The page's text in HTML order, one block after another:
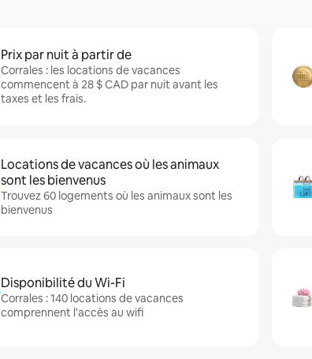
Prix par nuit à partir de
Corrales : les locations de vacances
commencent à 28 $ CAD par nuit avant les
taxes et les frais.
Locations de vacances où les animaux
sont les bienvenus
Trouvez 60 logements où les animaux sont les
bienvenus
Disponibilité du Wi-Fi
Corrales : 140 locations de vacances
comprennent l'accès au wifi